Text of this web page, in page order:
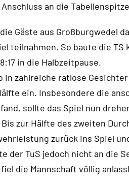
an die
Gäste aus Großburgwedel
teilnahmen. So baute die
in die Halbzeitpause.
in zahlreiche ratlose
ein. Insbesondere die
sollte das Spiel nun
zur Hälfte des zweiten
zurück ins Spiel
der TuS jedoch nicht an die
die Mannschaft völlig